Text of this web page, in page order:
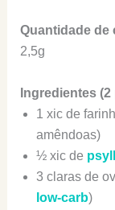
Quantidade
2,5g
Ingredientes
1 xic de
amêndoas)
½ xic de
3 claras de
low-carb)